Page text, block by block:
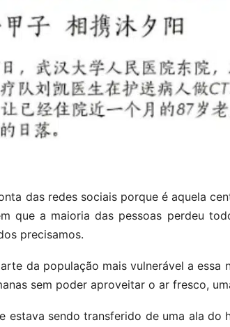
das redes sociais porque é aquela
que a maioria das pessoas perdeu
precisamos.
da população mais vulnerável a essa
sem poder aproveitar o ar fresco,
estava sendo transferido de uma ala do